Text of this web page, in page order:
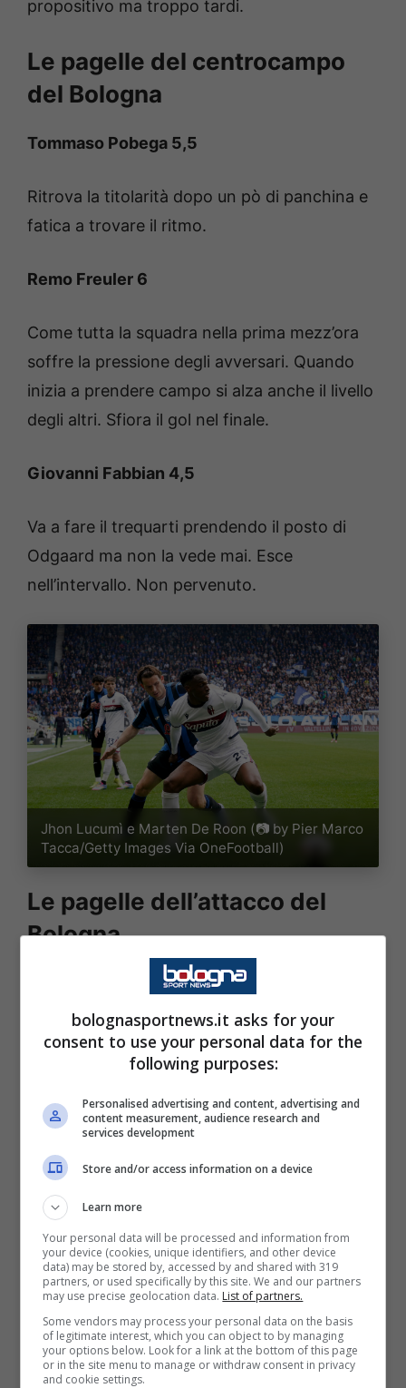
propositivo ma troppo tardi.
Le pagelle del centrocampo
del Bologna
Tommaso Pobega 5,5
Ritrova la titolarità dopo un pò di panchina e
fatica a trovare il ritmo.
Remo Freuler 6
Come tutta la squadra nella prima mezz’ora
soffre la pressione degli avversari. Quando
inizia a prendere campo si alza anche il livello
degli altri. Sfiora il gol nel finale.
Giovanni Fabbian 4,5
Va a fare il trequarti prendendo il posto di
Odgaard ma non la vede mai. Esce
nell’intervallo. Non pervenuto.
Jhon Lucumì e Marten De Roon (📷 by Pier Marco
Tacca/Getty Images Via OneFootball)
Le pagelle dell’attacco del
Bologna
Riccardo Orsolini 5
Soffre Zappacosta e non lo segue
praticamente mai quando l’esterno
nerazzurro attacca. In avanti si vede negli
ultimi dieci minuti del primo tempo.
Francamente troppo poco. Esce alla fine del
primo tempo.
Thijs Dallinga 5
Hien e Djimsiti non lo lasciano respirare e lui
non vede quasi mai la palla.
Dan Ndoye 6,5
bolognasportnews.it asks for your
consent to use your personal data for the
following purposes:
Personalised advertising and content, advertising and
content measurement, audience research and
services development
Store and/or access information on a device
Learn more
Your personal data will be processed and information from
your device (cookies, unique identifiers, and other device
data) may be stored by, accessed by and shared with 319
partners, or used specifically by this site. We and our partners
may use precise geolocation data. List of partners.
Some vendors may process your personal data on the basis
of legitimate interest, which you can object to by managing
your options below. Look for a link at the bottom of this page
or in the site menu to manage or withdraw consent in privacy
and cookie settings.